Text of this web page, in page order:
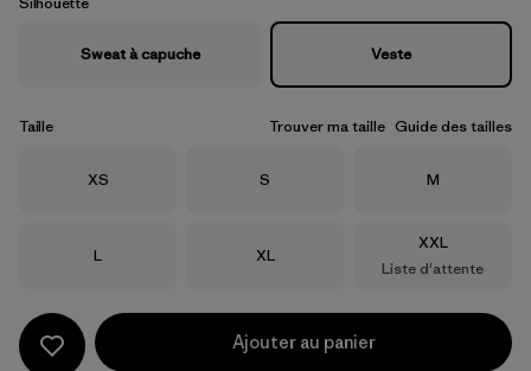
Sweat à capuche Veste
Taille Trouver ma taille Guide des tailles
Taille
XS Taille
S Taille
M
Taille
L Taille
XL
Taille
XXL
Liste d'attente
Ajouter au panier